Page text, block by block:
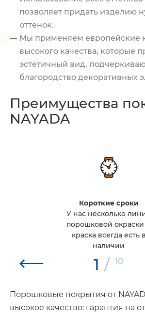
позволяет придать изделию
оттенок.
Мы применяем европейские
высокого качества, которые
эстетичный вид,
благородство декоративных
Преимущества
NAYADA
Короткие сроки
У нас несколько
порошковой
краска всегда есть в
наличии
1 / 10
Порошковые покрытия от
высокое качество: гарантия на